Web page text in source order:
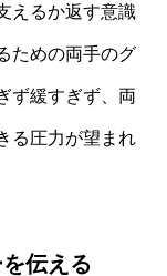
えるか返す意識
ための両手のグ
ず緩すぎず、両
る圧力が望まれ
伝える